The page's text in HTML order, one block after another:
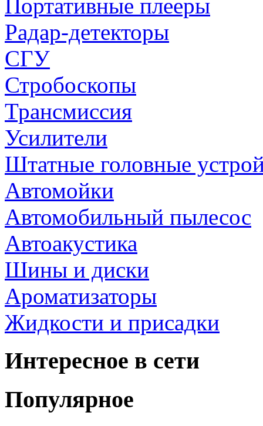
Портативные плееры
Радар-детекторы
СГУ
Стробоскопы
Трансмиссия
Усилители
Штатные головные
Автомойки
Автомобильный пылесос
Автоакустика
Шины и диски
Ароматизаторы
Жидкости и присадки
Интересное в сети
Популярное